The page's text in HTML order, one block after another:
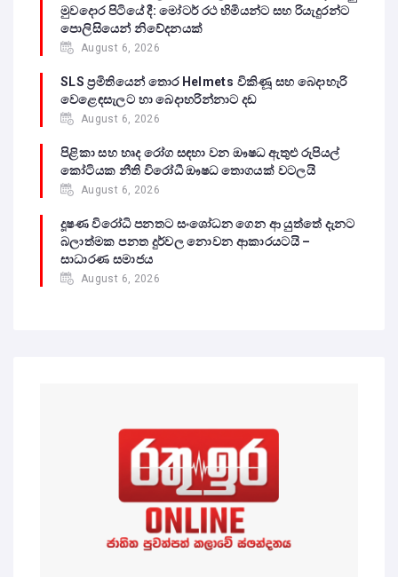
මුවදොර පිටියේ දී: මෝටර් රථ හිමියන්ට සහ රියැදුරන්ට
පොලිසියෙන් නිවේදනයක්
August 6, 2026
SLS ප්‍රමිතියෙන් තොර Helmets විකිණූ සහ බෙදාහැරි
වෙළෙඳසැලට හා බෙදාහරින්නාට දඩ
August 6, 2026
පිළිකා සහ හෘද රෝග සඳහා වන ඖෂධ ඇතුළු රුපියල්
කෝටියක නීති විරෝධී ඖෂධ තොගයක් වටලයි
August 6, 2026
දූෂණ විරෝධි පනතට සංශෝධන ගෙන ආ යුත්තේ දැනට
බලාත්මක පනත දුර්වල නොවන ආකාරයටයි –
සාධාරණ සමාජය
August 6, 2026